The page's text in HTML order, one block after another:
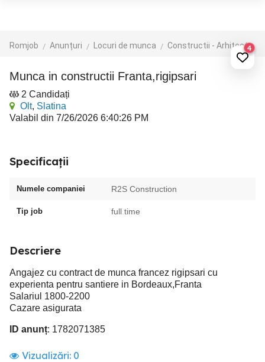
Romjob Anunțuri Locuri de munca Constructii - Arhitectura - Design4
Munca in constructii Franta,rigipsari
2 Candidați
Olt, Slatina
Valabil din 7/26/2026 6:40:26 PM
Specificații
Numele companiei R2S Construction
Tip job full time
Descriere
Angajez cu contract de munca francez rigipsari cu
experienta pentru santiere in Bordeaux,Franta
Salariul 1800-2200
Cazare asigurata
ID anunț: 1782071385
Vizualizări: 0